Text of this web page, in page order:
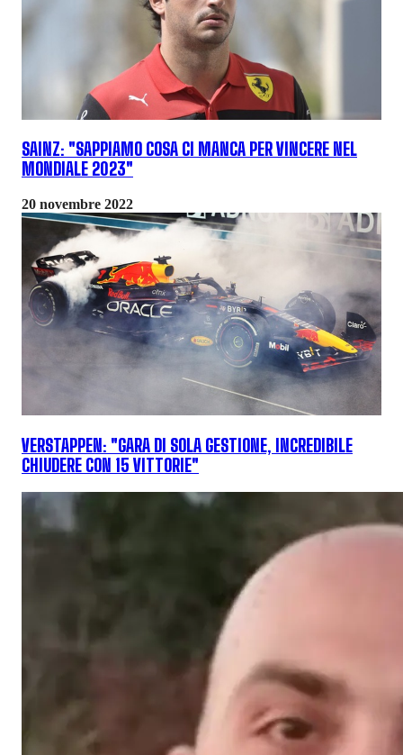
SAINZ: "SAPPIAMO COSA CI MANCA PER VINCERE NEL
MONDIALE 2023"
20 novembre 2022
VERSTAPPEN: "GARA DI SOLA GESTIONE, INCREDIBILE
CHIUDERE CON 15 VITTORIE"